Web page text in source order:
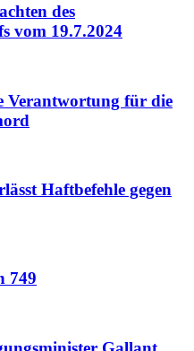
des
vom 19.7.2024
Verantwortung für die
Haftbefehle gegen
749